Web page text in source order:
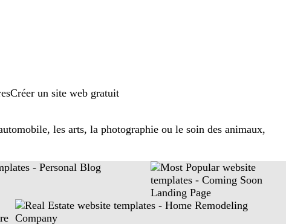
Créer un site web gratuit
les arts, la photographie ou le soin des animaux,